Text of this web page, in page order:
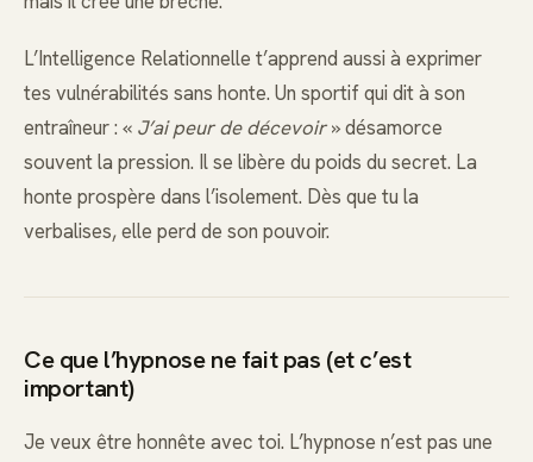
L’Intelligence Relationnelle t’apprend aussi à exprimer
tes vulnérabilités sans honte. Un sportif qui dit à son
entraîneur : « J’ai peur de décevoir» désamorce
souvent la pression. Il se libère du poids du secret. La
honte prospère dans l’isolement. Dès que tu la
verbalises, elle perd de son pouvoir.
Ce que l’hypnose ne fait pas (et c’est
important)
Je veux être honnête avec toi. L’hypnose n’est pas une